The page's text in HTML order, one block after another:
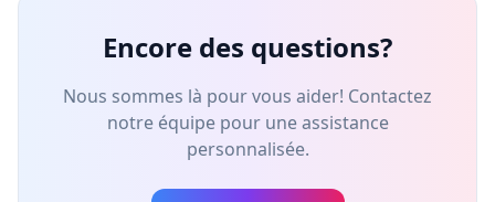
Encore des questions?
Nous sommes là pour vous aider! Contactez
notre équipe pour une assistance
personnalisée.